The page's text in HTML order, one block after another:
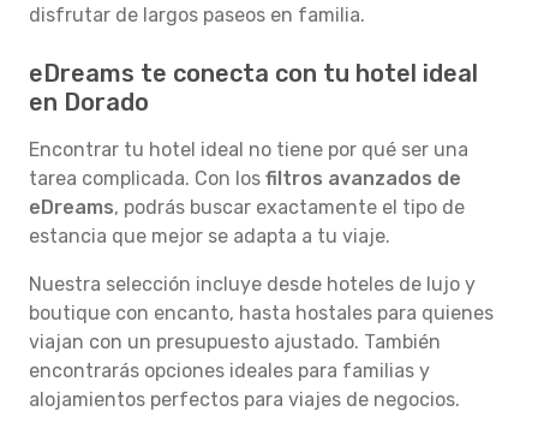
disfrutar de largos paseos en familia.
eDreams te conecta con tu hotel ideal
en Dorado
Encontrar tu hotel ideal no tiene por qué ser una
tarea complicada. Con los filtros avanzados de
eDreams, podrás buscar exactamente el tipo de
estancia que mejor se adapta a tu viaje.
Nuestra selección incluye desde hoteles de lujo y
boutique con encanto, hasta hostales para quienes
viajan con un presupuesto ajustado. También
encontrarás opciones ideales para familias y
alojamientos perfectos para viajes de negocios.